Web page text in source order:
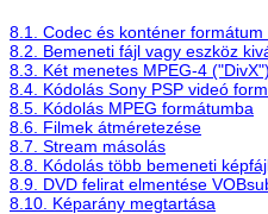
8.1. Codec és konténer formátum
8.2. Bemeneti fájl vagy eszköz
8.3. Két menetes MPEG-4
8.4. Kódolás Sony PSP videó
8.5. Kódolás MPEG formátumba
8.6. Filmek átméretezése
8.7. Stream másolás
8.8. Kódolás több bemeneti
8.9. DVD felirat elmentése
8.10. Képarány megtartása